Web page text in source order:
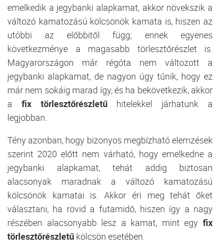
emelkedik a jegybanki alapkamat, akkor növekszik a
változó kamatozású kölcsönök kamata is, hiszen az
utóbbi az előbbitől függ; ennek egyenes
következménye a magasabb törlesztőrészlet is.
Magyarországon már régóta nem változott a
jegybanki alapkamat, de nagyon úgy tűnik, hogy ez
már nem sokáig marad így, és ha bekövetkezik, akkor
a fix törlesztőrészletűhitelekkel járhatunk a
legjobban.
Tény azonban, hogy bizonyos megbízható elemzések
szerint 2020 előtt nem várható, hogy emelkedne a
jegybanki alapkamat, tehát addig biztosan
alacsonyak maradnak a változó kamatozású
kölcsönök kamatai is. Akkor éri meg tehát őket
választani, ha rövid a futamidő, hiszen így a nagy
részében alacsonyabb lesz a kamat, mint egy fix
törlesztőrészletű kölcsön esetében.